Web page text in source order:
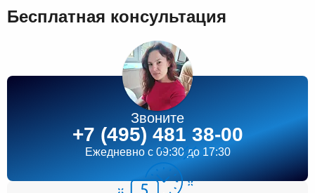
Бесплатная консультация
Звоните
+7 (495) 481 38-00
Ежедневно c 09:30 до 17:30